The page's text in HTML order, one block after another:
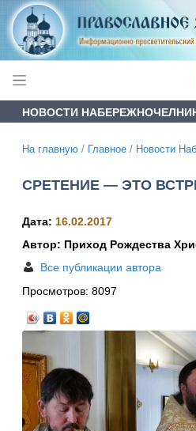
НОВОСТИ
На главную / Главное / Новости
СРЕТЕНИЕ — ЭТО
Дата: 16.02.2017
Автор: Приход Рождества
Все публикации автора
Просмотров: 8097